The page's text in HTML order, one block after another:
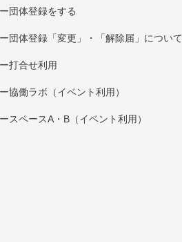
団体登録をする
団体登録「変更」・「解除届」について
打合せ利用
協働ラボ（イベント利⽤）
スペースA・B（イベント利⽤）